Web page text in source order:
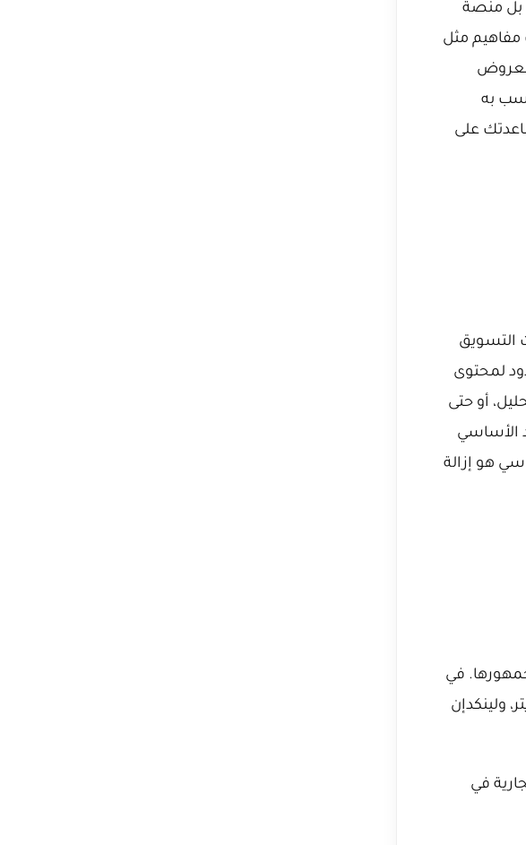
بل منصة
مفاهيم مثل
به
على
التسويق
لمحتوى
أو حتى
الأساسي
هو إزالة
في
ولينكدإن
في